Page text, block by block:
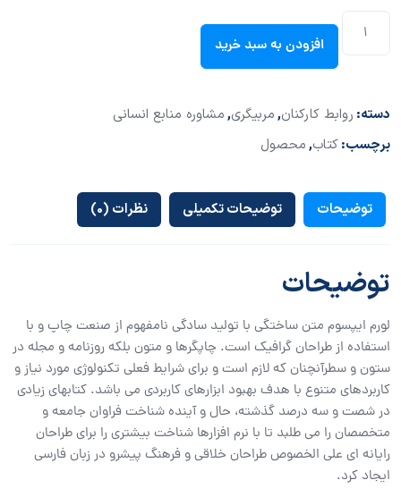
افزودن به سبد خرید
دسته: روابط کارکنان,مربیگری,مشاوره منابع انسانی
برچسب:کتاب,محصول
توضیحات توضیحات تکمیلی نظرات (0)
توضیحات
لورم ایپسوم متن ساختگی با تولید سادگی نامفهوم از صنعت چاپ و با
استفاده از طراحان گرافیک است. چاپگرها و متون بلکه روزنامه و مجله در
ستون و سطرآنچنان که لازم است و برای شرایط فعلی تکنولوژی مورد نیاز و
کاربردهای متنوع با هدف بهبود ابزارهای کاربردی می باشد. کتابهای زیادی
در شصت و سه درصد گذشته، حال و آینده شناخت فراوان جامعه و
متخصصان را می طلبد تا با نرم افزارها شناخت بیشتری را برای طراحان
رایانه ای علی الخصوص طراحان خلاقی و فرهنگ پیشرو در زبان فارسی
ایجاد کرد.